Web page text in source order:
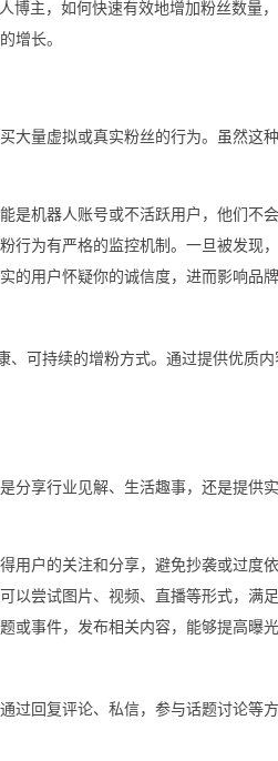
博主，如何快速有效地增加粉丝数量
增长。
大量虚拟或真实粉丝的行为。虽然
是机器人账号或不活跃用户，他们不
行为有严格的监控机制。一旦被发现
的用户怀疑你的诚信度，进而影响品
、可持续的增粉方式。通过提供优质
分享行业见解、生活趣事，还是提
用户的关注和分享，避免抄袭或过度依
以尝试图片、视频、直播等形式，满
或事件，发布相关内容，能够提高曝光
过回复评论、私信，参与话题讨论